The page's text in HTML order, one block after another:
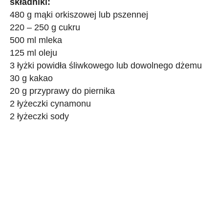
480 g mąki orkiszowej lub pszennej
220 – 250 g cukru
500 ml mleka
125 ml oleju
3 łyżki powidła śliwkowego lub dowolnego dżemu
30 g kakao
20 g przyprawy do piernika
2 łyżeczki cynamonu
2 łyżeczki sody